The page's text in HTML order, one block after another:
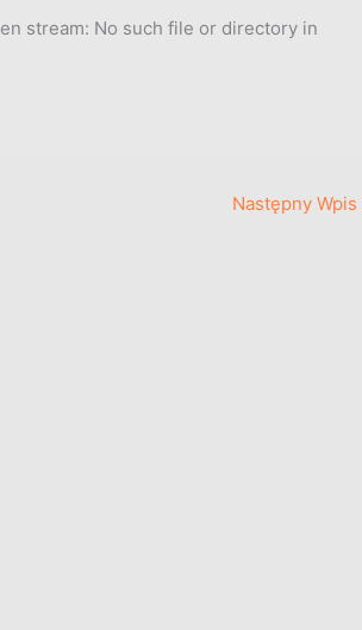
stream: No such file or directory in
Następny Wpis